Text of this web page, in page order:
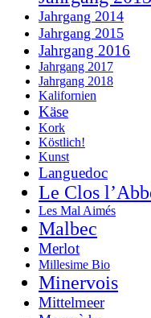
Jahrgang 2014
Jahrgang 2015
Jahrgang 2016
Jahrgang 2017
Jahrgang 2018
Kalifornien
Käse
Kork
Köstlich!
Kunst
Languedoc
Le Clos
Les Mal Aimés
Malbec
Merlot
Millesime Bio
Minervois
Mittelmeer